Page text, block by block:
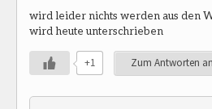
wird leider nichts werden aus den
wird heute unterschrieben
+1 Zum Antworten